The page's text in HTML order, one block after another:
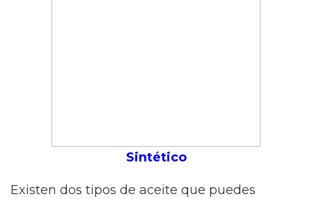
Sintético
Existen dos tipos de aceite que puedes